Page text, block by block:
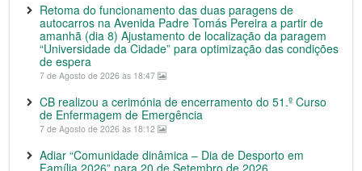
Retoma do funcionamento das duas paragens de
autocarros na Avenida Padre Tomás Pereira a partir de
amanhã (dia 8) Ajustamento de localização da paragem
“Universidade da Cidade” para optimização das condições
de espera
7 de Agosto de 2026 às 18:47
CB realizou a cerimónia de encerramento do 51.º Curso
de Enfermagem de Emergência
7 de Agosto de 2026 às 18:12
Adiar “Comunidade dinâmica – Dia de Desporto em
Família 2026” para 20 de Setembro de 2026